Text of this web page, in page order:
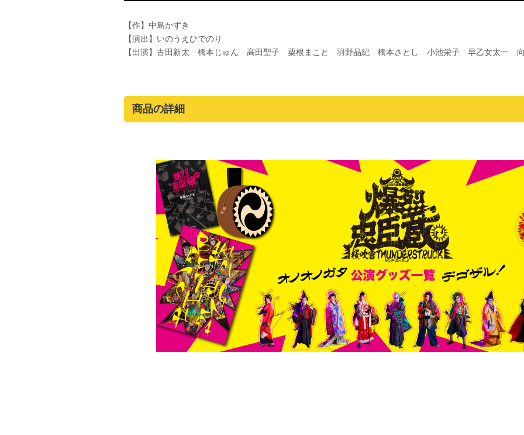
【作】中島かずき
【演出】いのうえひでのり
【出演】古田新太 橋本じゅん 高田聖子 粟根まこと 羽野晶紀 橋本さとし 小池栄子 早乙女太一
商品の詳細